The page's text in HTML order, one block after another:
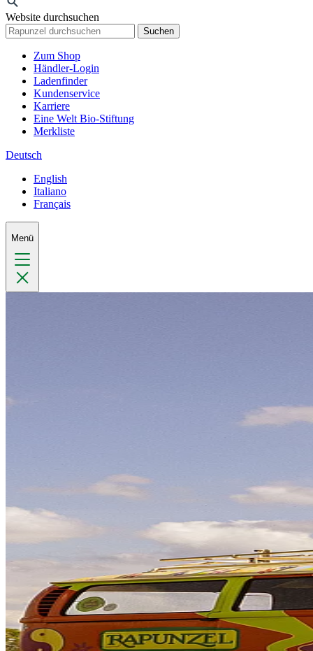
Website durchsuchen
Suchen
Zum Shop
Händler-Login
Ladenfinder
Kundenservice
Karriere
Eine Welt Bio-Stiftung
Merkliste
Deutsch
English
Italiano
Français
Menü